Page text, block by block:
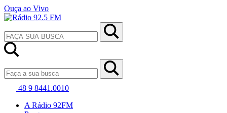
Ouça ao Vivo
48 9 8441.0010
A Rádio 92FM